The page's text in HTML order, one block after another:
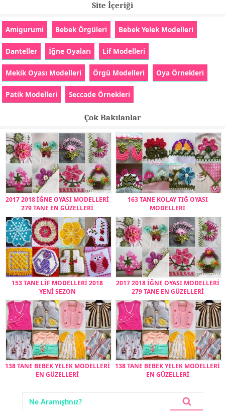
Site İçeriği
Amigurumi Bebek Örgüleri Bebek Yelek Modelleri
Danteller İğne Oyaları Lif Modelleri
Mekik Oyası Modelleri Örgü Modelleri Oya Örnekleri
Patik Modelleri Seccade Örnekleri
Çok Bakılanlar
2017 2018 İĞNE OYASI MODELLERİ
279 TANE EN GÜZELLERİ
163 TANE KOLAY TIĞ OYASI
MODELLERİ
153 TANE LİF MODELLERİ 2018
YENİ SEZON
2017 2018 İĞNE OYASI MODELLERİ
279 TANE EN GÜZELLERİ
138 TANE BEBEK YELEK MODELLERİ
EN GÜZELLERİ
138 TANE BEBEK YELEK MODELLERİ
EN GÜZELLERİ